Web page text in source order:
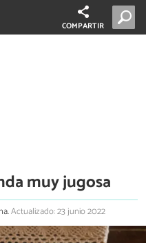
COMPARTIR
muy jugosa
Actualizado: 23 junio 2022